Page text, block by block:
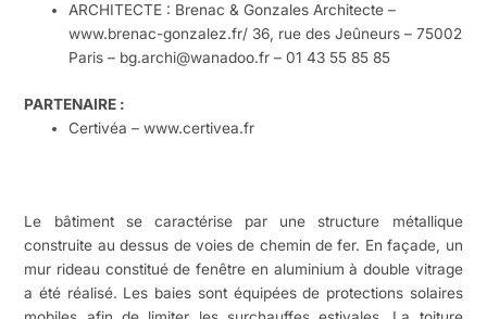
ARCHITECTE : Brenac & Gonzales Architecte –
www.brenac-gonzalez.fr/ 36, rue des Jeûneurs – 75002
Paris – bg.archi@wanadoo.fr – 01 43 55 85 85
PARTENAIRE :
Certivéa – www.certivea.fr
Le bâtiment se caractérise par une structure métallique
construite au dessus de voies de chemin de fer. En façade, un
mur rideau constitué de fenêtre en aluminium à double vitrage
a été réalisé. Les baies sont équipées de protections solaires